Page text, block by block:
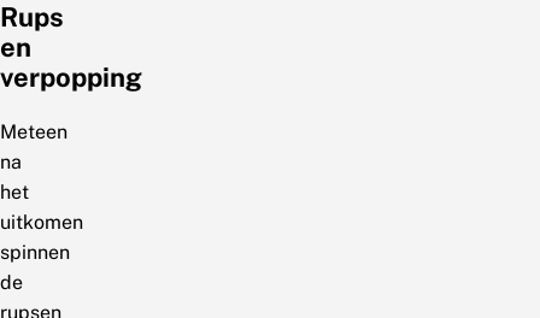
Rups
en
verpopping
Meteen
na
het
uitkomen
spinnen
de
rupsen